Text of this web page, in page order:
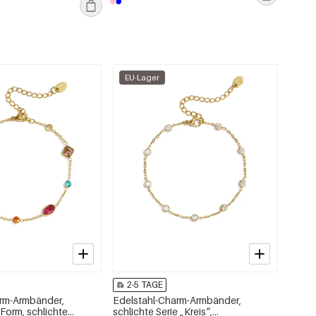
Armbänder,
schlichte
EU-Lager
2-5 TAGE
Edelstahl-Charm-Armbänder,
schlichte Serie „Kreis“,